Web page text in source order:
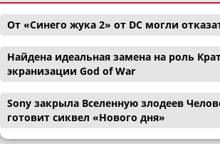
От «Синего жука 2» от DC могли
Найдена идеальная замена на роль
экранизации God of War
Sony закрыла Вселенную злодеев
готовит сиквел «Нового дня»